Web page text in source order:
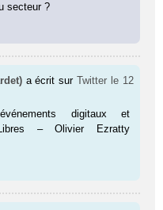
secteur ?
a écrit surTwitter le 12
digitaux et
– Olivier Ezratty